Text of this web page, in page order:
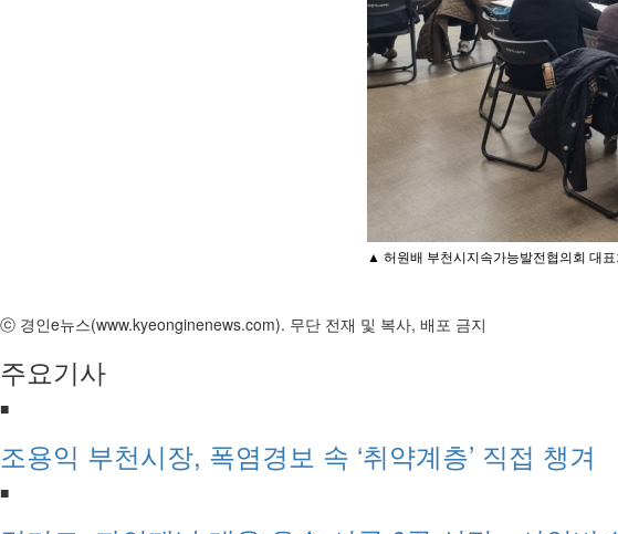
▲ 허원배 부천시지속가능발전협의회 대
ⓒ 경인e뉴스(www.kyeonginenews.com). 무단 전재 및 복사, 배포 금지
주요기사
■
조용익 부천시장, 폭염경보 속 ‘취약계층’ 직접 챙겨
■